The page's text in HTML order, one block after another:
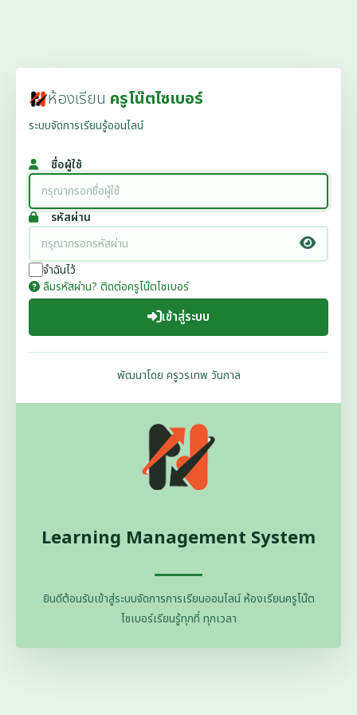
ห้องเรียน ครูโน๊ตไซเบอร์
ระบบจัดการเรียนรู้ออนไลน์
ชื่อผู้ใช้
รหัสผ่าน
จำฉันไว้
ลืมรหัสผ่าน? ติดต่อครูโน๊ตไซเบอร์
เข้าสู่ระบบ
พัฒนาโดย ครูวรเทพ วันกาล
Learning Management System
ยินดีต้อนรับเข้าสู่ระบบจัดการการเรียนออนไลน์ ห้องเรียนครูโน๊ต
ไซเบอร์เรียนรู้ทุกที่ ทุกเวลา